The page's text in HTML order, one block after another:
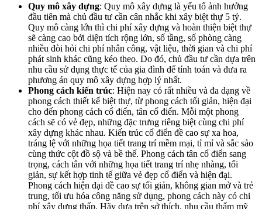
Quy mô xây dựng: Quy mô xây dựng là yếu tố ảnh hưởng
đầu tiên mà chủ đầu tư cần cân nhắc khi xây biệt thự 5 tỷ.
Quy mô càng lớn thì chi phí xây dựng và hoàn thiện biệt thự
sẽ càng cao bởi diện tích rộng lớn, số tầng, số phòng càng
nhiều đòi hỏi chi phí nhân công, vật liệu, thời gian và chi phí
phát sinh khác cũng kéo theo. Do đó, chủ đầu tư cần dựa trên
nhu cầu sử dụng thực tế của gia đình để tính toán và đưa ra
phương án quy mô xây dựng hợp lý nhất.
Phong cách kiến trúc: Hiện nay có rất nhiều và đa dạng về
phong cách thiết kế biệt thự, từ phong cách tối giản, hiện đại
cho đến phong cách cổ điển, tân cổ điển. Mỗi một phong
cách sẽ có vẻ đẹp, những đặc trưng riêng biệt cùng chi phí
xây dựng khác nhau. Kiến trúc cổ điển đề cao sự xa hoa,
tráng lệ với những họa tiết trang trí mềm mại, tỉ mỉ và sắc sảo
cùng thức cột đồ sộ và bề thế. Phong cách tân cổ điển sang
trọng, cách tân với những họa tiết trang trí nhẹ nhàng, tối
giản, sự kết hợp tinh tế giữa vẻ đẹp cổ điển và hiện đại.
Phong cách hiện đại đề cao sự tối giản, không gian mở và trẻ
trung, tối ưu hóa công năng sử dụng, phong cách này có chi
phí xây dựng thấp. Hãy dựa trên sở thích, nhu cầu thẩm mỹ